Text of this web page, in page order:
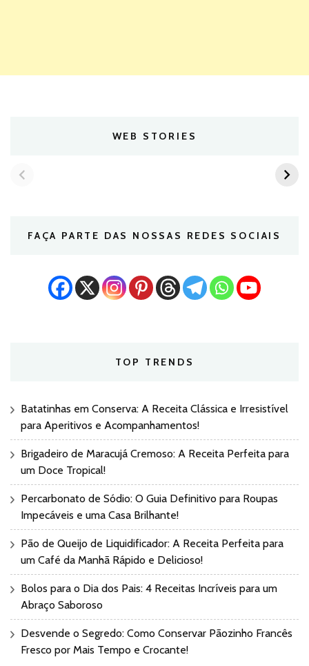
WEB STORIES
FAÇA PARTE DAS NOSSAS REDES SOCIAIS
TOP TRENDS
Batatinhas em Conserva: A Receita Clássica e Irresistível
para Aperitivos e Acompanhamentos!
Brigadeiro de Maracujá Cremoso: A Receita Perfeita para
um Doce Tropical!
Percarbonato de Sódio: O Guia Definitivo para Roupas
Impecáveis e uma Casa Brilhante!
Pão de Queijo de Liquidificador: A Receita Perfeita para
um Café da Manhã Rápido e Delicioso!
Bolos para o Dia dos Pais: 4 Receitas Incríveis para um
Abraço Saboroso
Desvende o Segredo: Como Conservar Pãozinho Francês
Fresco por Mais Tempo e Crocante!